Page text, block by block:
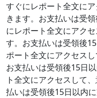
すぐにレポート全文に
きます。お支払いは受
にレポート全文にアク
す。お支払いは受領後
ポート全文にアクセス
お支払いは受領後15日
ト全文にアクセスして
払いは受領後15日以内に